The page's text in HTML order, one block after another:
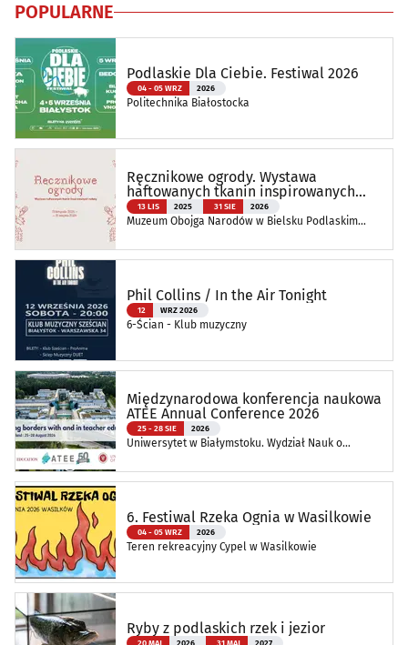
POPULARNE
Podlaskie Dla Ciebie. Festiwal 2026
04 - 05 WRZ 2026
Politechnika Białostocka
Ręcznikowe ogrody. Wystawa
haftowanych tkanin inspirowanych
naturą
13 LIS 2025 31 SIE 2026
Muzeum Obojga Narodów w Bielsku Podlaskim
Phil Collins / In the Air Tonight
12 WRZ 2026
6-Ścian - Klub muzyczny
Międzynarodowa konferencja naukowa
ATEE Annual Conference 2026
25 - 28 SIE 2026
Uniwersytet w Białymstoku. Wydział Nauk o
6. Festiwal Rzeka Ognia w Wasilkowie
04 - 05 WRZ 2026
Teren rekreacyjny Cypel w Wasilkowie
Ryby z podlaskich rzek i jezior
20 MAJ 2026 31 MAJ 2027